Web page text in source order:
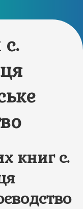
книг с.